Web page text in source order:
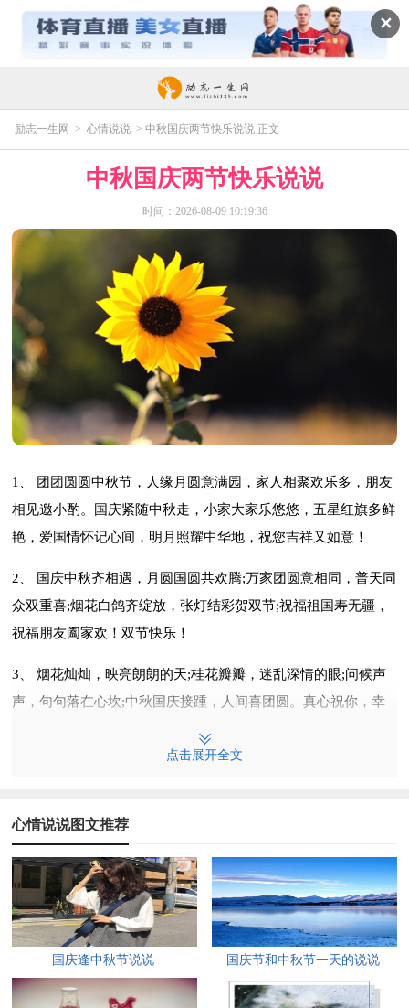
✕
励志一生网 > 心情说说 > 中秋国庆两节快乐说说 正文
中秋国庆两节快乐说说
时间：2026-08-09 10:19:36
1、 团团圆圆中秋节，人缘月圆意满园，家人相聚欢乐多，朋友
相见邀小酌。国庆紧随中秋走，小家大家乐悠悠，五星红旗多鲜
艳，爱国情怀记心间，明月照耀中华地，祝您吉祥又如意！
2、 国庆中秋齐相遇，月圆国圆共欢腾;万家团圆意相同，普天同
众双重喜;烟花白鸽齐绽放，张灯结彩贺双节;祝福祖国寿无疆，
祝福朋友阖家欢！双节快乐！
3、 烟花灿灿，映亮朗朗的天;桂花瓣瓣，迷乱深情的眼;问候声
声，句句落在心坎;中秋国庆接踵，人间喜团圆。真心祝你，幸
宴，国泰民安人团圆。祝福你，双份的，健康幸福都有的。双节
5、 国泰民安金秋丰收，家家户户喜笑颜开;月饼圆圆满含甜蜜，
明月千里遥寄思念，国庆中秋双节合璧，双重祝福一齐送你，祝
福朋友：好运连连，好梦圆圆，吉祥如意，幸福永远！
6、 国歌一曲血沸腾，中秋十里桂飘香。双凤双凰庆国庆，鸳鸯
点击展开全文
心情说说图文推荐
国庆逢中秋节说说 国庆节和中秋节一天的说说